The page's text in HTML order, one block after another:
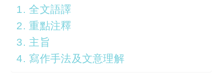
1. 全文語譯
2. 重點注釋
3. 主旨
4. 寫作手法及文意理解